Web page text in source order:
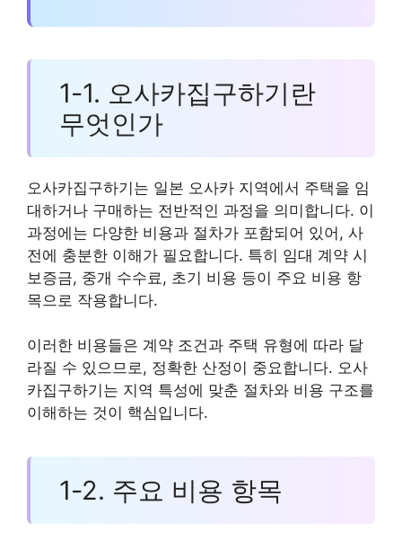
1-1. 오사카집구하기란
무엇인가
오사카집구하기는 일본 오사카 지역에서 주택을 임
대하거나 구매하는 전반적인 과정을 의미합니다. 이
과정에는 다양한 비용과 절차가 포함되어 있어, 사
전에 충분한 이해가 필요합니다. 특히 임대 계약 시
보증금, 중개 수수료, 초기 비용 등이 주요 비용 항
목으로 작용합니다.
이러한 비용들은 계약 조건과 주택 유형에 따라 달
라질 수 있으므로, 정확한 산정이 중요합니다. 오사
카집구하기는 지역 특성에 맞춘 절차와 비용 구조를
이해하는 것이 핵심입니다.
1-2. 주요 비용 항목